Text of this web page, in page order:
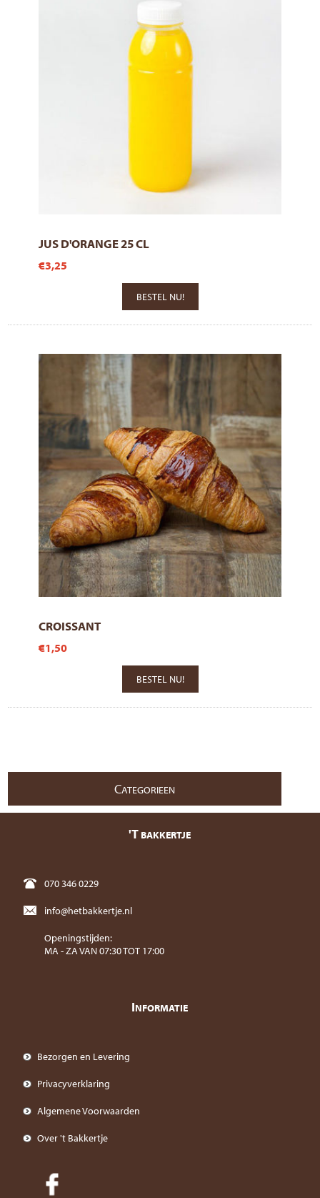
JUS D'ORANGE 25 CL
€3,25
CROISSANT
€1,50
CATEGORIEEN
'T BAKKERTJE
070 346 0229
info@hetbakkertje.nl
Openingstijden:
MA - ZA VAN 07:30 TOT 17:00
INFORMATIE
Bezorgen en Levering
Privacyverklaring
Algemene Voorwaarden
Over 't Bakkertje